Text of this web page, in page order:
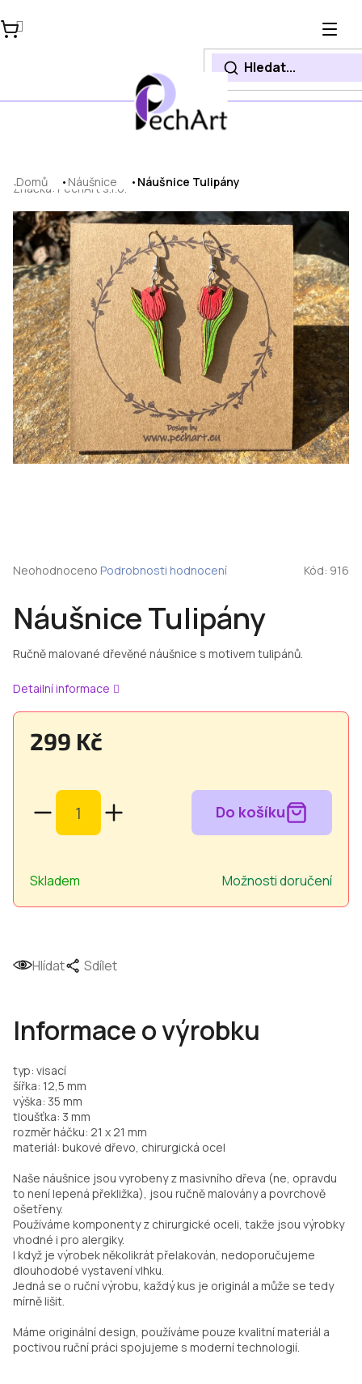
na
obsah
Domů Náušnice Náušnice Tulipány
Značka: PechArt s.r.o.
Náušnice Tulipány
Ručně malované dřevěné náušnice s motivem tulipánů.
Detailní informace
Hlídat Sdílet
299 Kč
Skladem Možnosti doručení
Průměrné
je
0,0
z
5
Neohodnoceno Podrobnosti hodnocení Kód: 916
Informace o výrobku
typ: visací
šířka: 12,5 mm
výška: 35 mm
tloušťka: 3 mm
rozměr háčku: 21 x 21 mm
materiál: bukové dřevo, chirurgická ocel
Naše náušnice jsou vyrobeny z masivního dřeva (ne, opravdu
to není lepená překližka), jsou ručně malovány a povrchově
ošetřeny.
Používáme komponenty z chirurgické oceli, takže jsou výrobky
vhodné i pro alergiky.
I když je výrobek několikrát přelakován, nedoporučujeme
dlouhodobé vystavení vlhku.
Jedná se o ruční výrobu, každý kus je originál a může se tedy
mírně lišit.
Máme originální design, používáme pouze kvalitní materiál a
poctivou ruční práci spojujeme s moderní technologií.